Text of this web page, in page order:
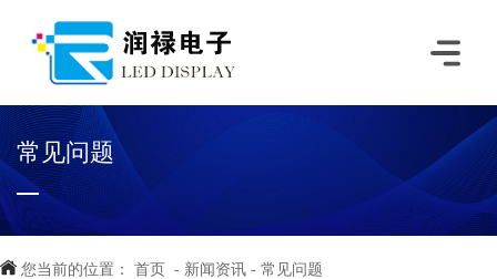
常见问题
您当前的位置： 首页 - 新闻资讯 - 常见问题